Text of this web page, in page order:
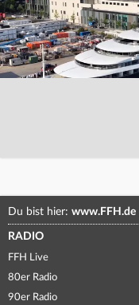
Du bist hier: www.FFH.de
RADIO
FFH Live
80er Radio
90er Radio